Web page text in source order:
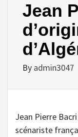
Jean
By admin3047
Jean Pierre
scénariste